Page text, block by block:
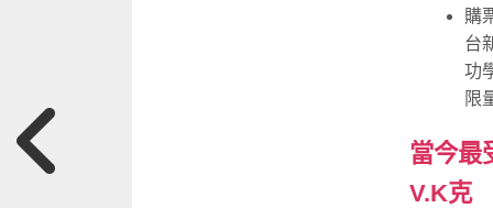
購
台
功
限
當今最
V.K克